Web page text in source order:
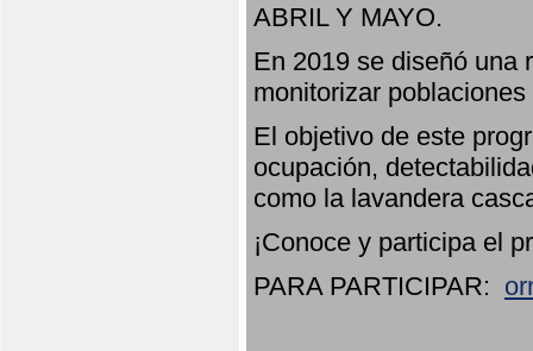
ABRIL Y MAYO.
En 2019 se diseñó una
monitorizar
El objetivo de este
ocupación,
como la lavandera
¡Conoce y participa el
PARA PARTICIPAR: